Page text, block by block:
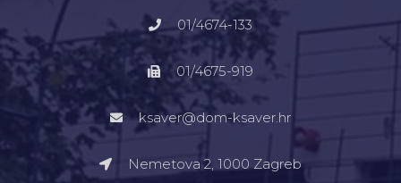
01/4674-133
01/4675-919
ksaver@dom-ksaver.hr
Nemetova 2, 1000 Zagreb​